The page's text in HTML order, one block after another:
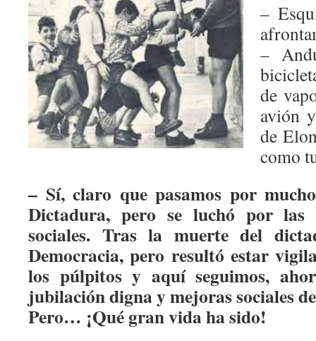
–
–
de
avión
de
como
– Sí, claro que pasamos por
Dictadura, pero se luchó por las
sociales. Tras la muerte del
Democracia, pero resultó estar
los púlpitos y aquí seguimos,
jubilación digna y mejoras sociales
Pero… ¡Qué gran vida ha sido!